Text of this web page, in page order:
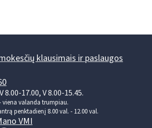
klausimais ir paslaugos
17.00, V 8.00-15.45.
viena valanda trumpiau.
penktadienį 8.00 val. - 12.00 val.
VMI